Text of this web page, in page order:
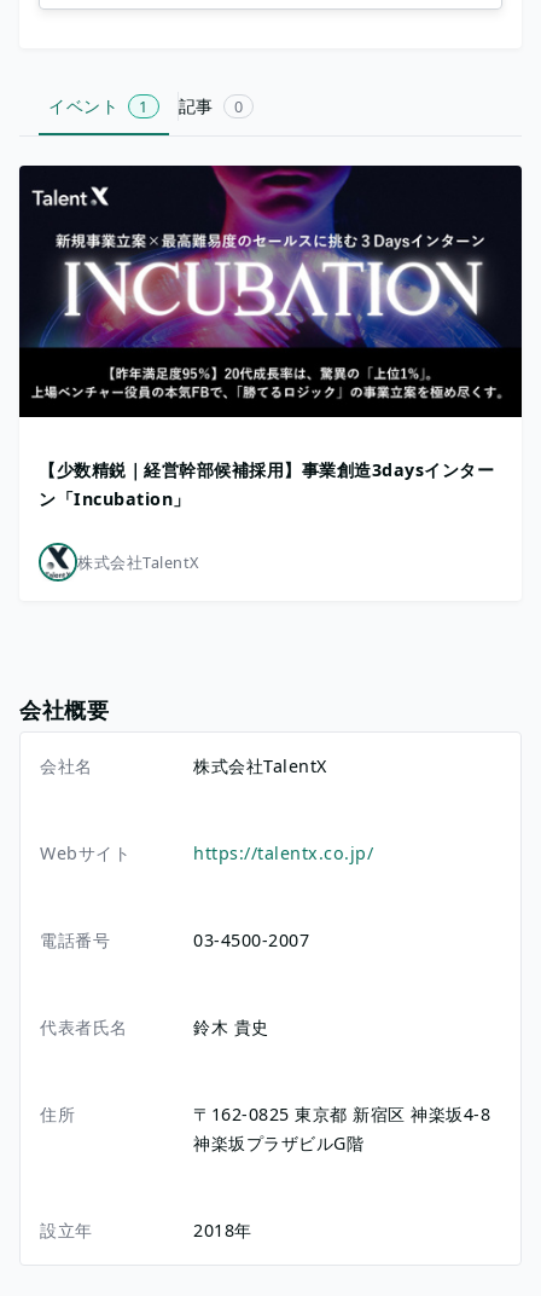
イベント 1 記事 0
【少数精鋭｜経営幹部候補採用】事業創造3daysインター
ン「Incubation」
株式会社TalentX
会社概要
会社名 株式会社TalentX
Webサイト https://talentx.co.jp/
電話番号 03-4500-2007
代表者氏名 鈴木 貴史
住所 〒162-0825東京都 新宿区 神楽坂4-8
神楽坂プラザビルG階
設立年 2018年